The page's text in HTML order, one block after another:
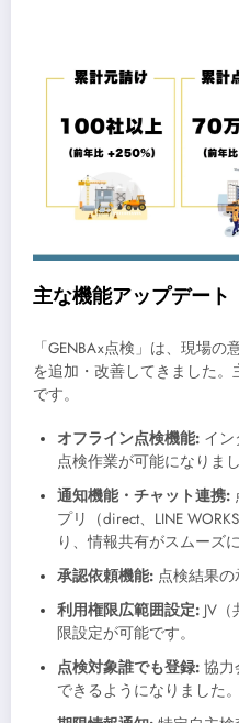
主な機能アップデート
「GENBAx点検」は、現場
を追加・改善してきました
です。
オフライン点検機能: イ
点検作業が可能になりまし
通知機能・チャット連携:
プリ（direct、LINE
り、情報共有がスムーズ
承認依頼機能: 点検結果の
利用権限広範囲設定: JV
限設定が可能です。
点検対象誰でも登録: 協力
できるようになりました。